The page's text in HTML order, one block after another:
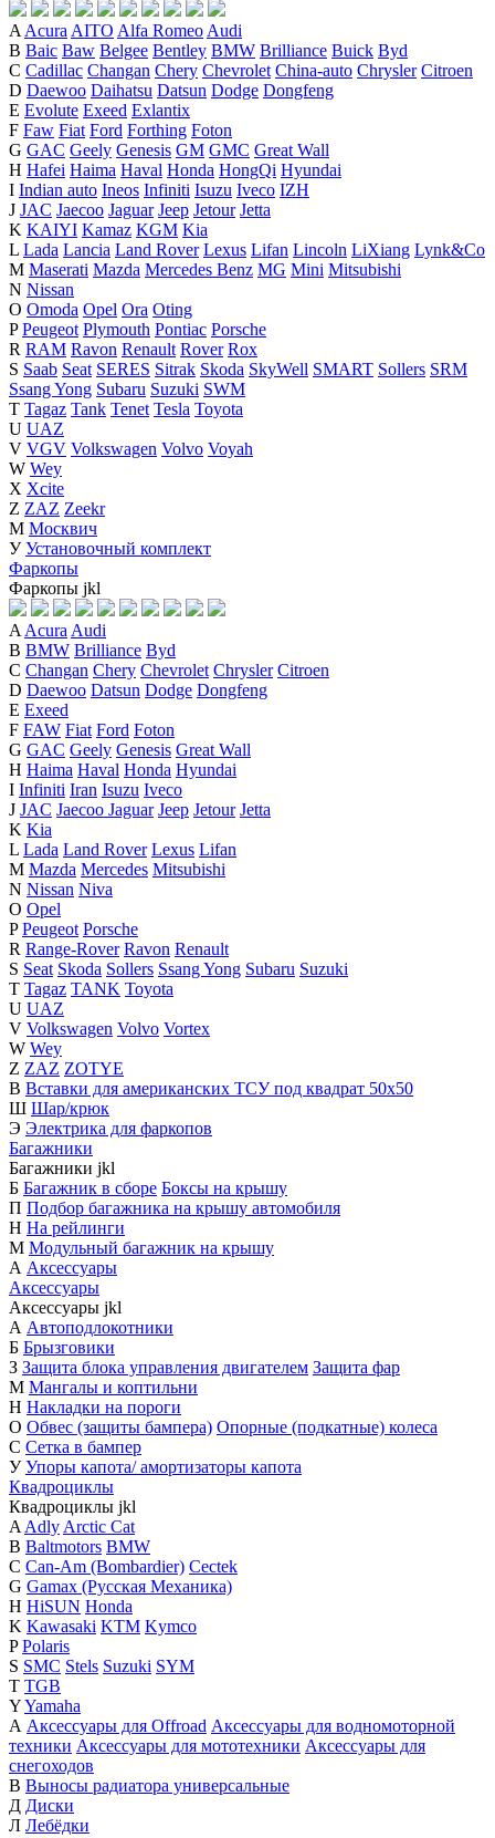
A Acura AITO Alfa Romeo Audi
B Baic Baw Belgee Bentley BMW Brilliance Buick Byd
C Cadillac Changan Chery Chevrolet China-auto Chrysler Citroen
D Daewoo Daihatsu Datsun Dodge Dongfeng
E Evolute Exeed Exlantix
F Faw Fiat Ford Forthing Foton
G GAC Geely Genesis GM GMC Great Wall
H Hafei Haima Haval Honda HongQi Hyundai
I Indian auto Ineos Infiniti Isuzu Iveco IZH
J JAC Jaecoo Jaguar Jeep Jetour Jetta
K KAIYI Kamaz KGM Kia
L Lada Lancia Land Rover Lexus Lifan Lincoln LiXiang Lynk&Co
M Maserati Mazda Mercedes Benz MG Mini Mitsubishi
N Nissan
O Omoda Opel Ora Oting
P Peugeot Plymouth Pontiac Porsche
R RAM Ravon Renault Rover Rox
S Saab Seat SERES Sitrak Skoda SkyWell SMART Sollers SRM
Ssang Yong Subaru Suzuki SWM
T Tagaz Tank Tenet Tesla Toyota
U UAZ
V VGV Volkswagen Volvo Voyah
W Wey
X Xcite
Z ZAZ Zeekr
М Москвич
У Установочный комплект
Фаркопы
Фаркопы jkl
A Acura Audi
B BMW Brilliance Byd
C Changan Chery Chevrolet Chrysler Citroen
D Daewoo Datsun Dodge Dongfeng
E Exeed
F FAW Fiat Ford Foton
G GAC Geely Genesis Great Wall
H Haima Haval Honda Hyundai
I Infiniti Iran Isuzu Iveco
J JAC Jaecoo Jaguar Jeep Jetour Jetta
K Kia
L Lada Land Rover Lexus Lifan
M Mazda Mercedes Mitsubishi
N Nissan Niva
O Opel
P Peugeot Porsche
R Range-Rover Ravon Renault
S Seat Skoda Sollers Ssang Yong Subaru Suzuki
T Tagaz TANK Toyota
U UAZ
V Volkswagen Volvo Vortex
W Wey
Z ZAZ ZOTYE
В Вставки для американских ТСУ под квадрат 50х50
Ш Шар/крюк
Э Электрика для фаркопов
Багажники
Багажники jkl
Б Багажник в сборе Боксы на крышу
П Подбор багажника на крышу автомобиля
Н На рейлинги
М Модульный багажник на крышу
А Аксессуары
Аксессуары
Аксессуары jkl
А Автоподлокотники
Б Брызговики
З Защита блока управления двигателем Защита фар
М Мангалы и коптильни
Н Накладки на пороги
О Обвес (защиты бампера) Опорные (подкатные) колеса
С Сетка в бампер
У Упоры капота/ амортизаторы капота
Квадроциклы
Квадроциклы jkl
A Adly Arctic Cat
B Baltmotors BMW
C Can-Am (Bombardier) Cectek
G Gamax (Русская Механика)
H HiSUN Honda
K Kawasaki KTM Kymco
P Polaris
S SMC Stels Suzuki SYM
T TGB
YYamaha
А Аксессуары для Offroad Аксессуары для водномоторной
техники Аксессуары для мототехники Аксессуары для
снегоходов
В Выносы радиатора универсальные
Д Диски
Л Лебёдки